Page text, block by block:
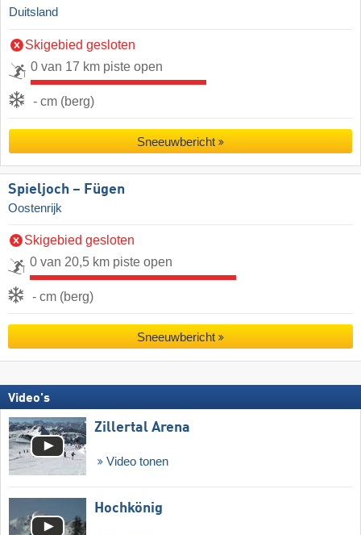
Duitsland
Skigebied gesloten
0 van 17 km piste open
- cm (berg)
Sneeuwbericht
Spieljoch – Fügen
Oostenrijk
Skigebied gesloten
0 van 20,5 km piste open
- cm (berg)
Sneeuwbericht
Video's
Zillertal Arena
Video tonen
Hochkönig